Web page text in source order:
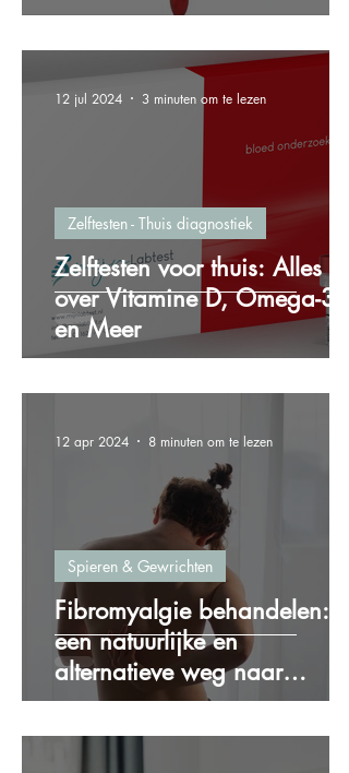
Zelftesten voor thuis: Alles
over Vitamine D, Omega-3
en Meer
Zelftesten - Thuis diagnostiek
12 jul 2024 3 minuten om te lezen
Fibromyalgie behandelen:
een natuurlijke en
alternatieve weg naar
verlichting
Spieren & Gewrichten
12 apr 2024 8 minuten om te lezen